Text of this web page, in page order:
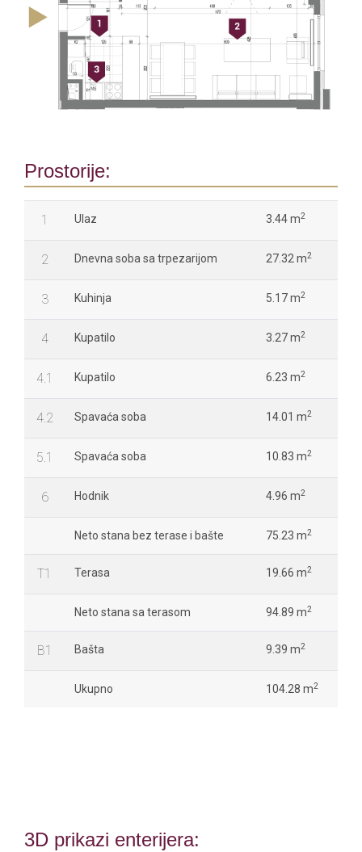
Prostorije:
1 Ulaz 3.44 m2
2 Dnevna soba sa trpezarijom 27.32 m2
3 Kuhinja 5.17 m2
4 Kupatilo 3.27 m2
4.1 Kupatilo 6.23 m2
4.2 Spavaća soba 14.01 m2
5.1 Spavaća soba 10.83 m2
6 Hodnik 4.96 m2
Neto stana bez terase i bašte 75.23 m2
T1 Terasa 19.66 m2
Neto stana sa terasom 94.89 m2
B1 Bašta 9.39 m2
Ukupno 104.28 m2
3D prikazi enterijera: